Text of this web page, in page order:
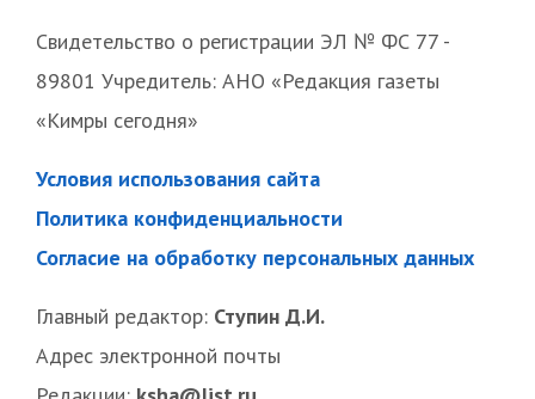
Свидетельство о регистрации ЭЛ № ФС 77 -
89801 Учредитель: АНО «Редакция газеты
«Кимры сегодня»
Условия использования сайта
Политика конфиденциальности
Согласие на обработку персональных данных
Главный редактор: Ступин Д.И.
Адрес электронной почты